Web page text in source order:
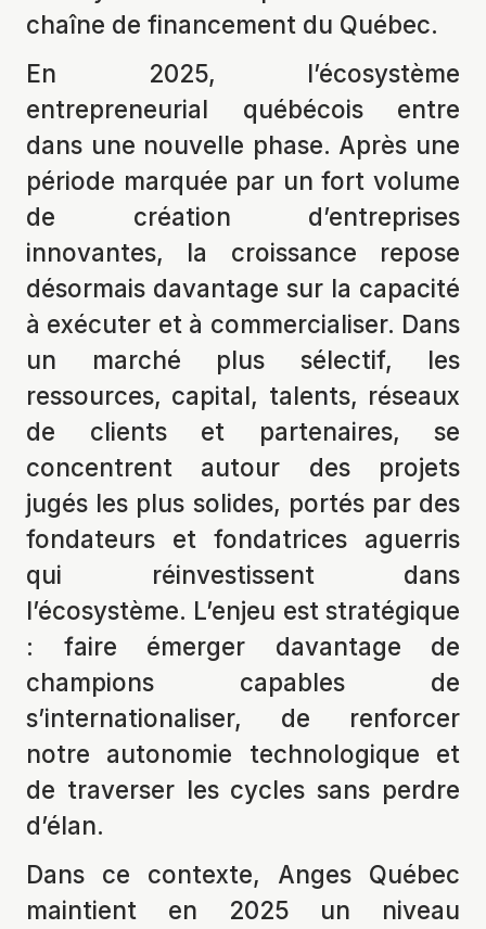
chaîne de financement du Québec.
En 2025, l’écosystème
entrepreneurial québécois entre
dans une nouvelle phase. Après une
période marquée par un fort volume
de création d’entreprises
innovantes, la croissance repose
désormais davantage sur la capacité
à exécuter et à commercialiser. Dans
un marché plus sélectif, les
ressources, capital, talents, réseaux
de clients et partenaires, se
concentrent autour des projets
jugés les plus solides, portés par des
fondateurs et fondatrices aguerris
qui réinvestissent dans
l’écosystème. L’enjeu est stratégique
: faire émerger davantage de
champions capables de
s’internationaliser, de renforcer
notre autonomie technologique et
de traverser les cycles sans perdre
d’élan.
Dans ce contexte, Anges Québec
maintient en 2025 un niveau